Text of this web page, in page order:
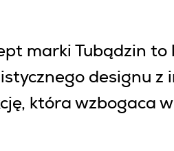
marki Tubądzin
designu
która wzbogaca